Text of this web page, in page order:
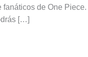
de One
[…]